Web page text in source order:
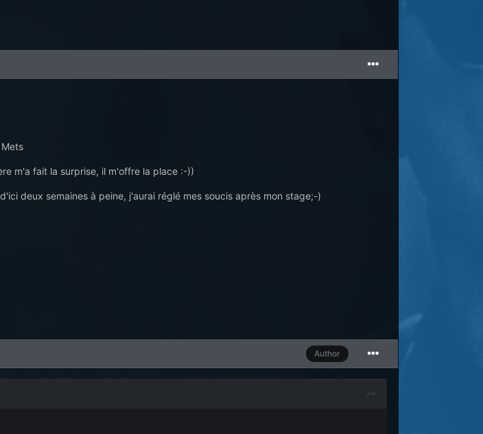
m'a fait la surprise, il m'offre la place :-))
deux semaines à peine, j'aurai réglé mes soucis après mon stage;-)
Author